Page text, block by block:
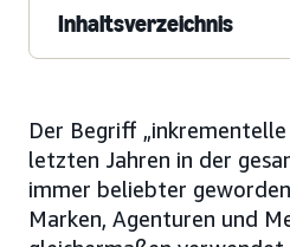
Inhaltsverzeichnis
Der Begriff
letzten Jahren in der
immer beliebter
Marken, Agenturen und